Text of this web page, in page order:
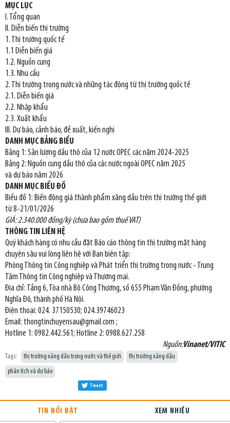
MỤC LỤC
I. Tổng quan
II. Diễn biến thị trường
1. Thị trường quốc tế
1.1 Diễn biến giá
1.2. Nguồn cung
1.3. Nhu cầu
2. Thị trường trong nước và những tác động từ thị trường quốc tế
2.1. Diễn biến giá
2.2. Nhập khẩu
2.3. Xuất khẩu
III. Dự báo, cảnh báo, đề xuất, kiến nghị
DANH MỤC BẢNG BIỂU
Bảng 1: Sản lượng dầu thô của 12 nước OPEC các năm 2024-2025
Bảng 2: Nguồn cung dầu thô của các nước ngoài OPEC năm 2025
và dự báo năm 2026
DANH MỤC BIỂU ĐỒ
Biều đồ 1: Biến động giá thành phẩm xăng dầu trên thị trường thế giới
từ 8-21/01/2026
GIÁ: 2.340.000 đồng/kỳ (chưa bao gồm thuế VAT)
THÔNG TIN LIÊN HỆ
Quý khách hàng có nhu cầu đặt Báo cáo thông tin thị trường mặt hàng
chuyên sâu vui lòng liên hệ với Ban biên tập:
Phòng Thông tin Công nghiệp và Phát triển thị trường trong nước - Trung
Tâm Thông tin Công nghiệp và Thương mại.
Địa chỉ: Tầng 6, Tòa nhà Bộ Công Thương, số 655 Phạm Văn Đồng, phường
Nghĩa Đô, thành phố Hà Nội.
Điện thoại: 024. 37150530; 024.39746023
Email: thongtinchuyensau@gmail.com ;
Hotline 1: 0982.442.561; Hotline 2: 0988.627.258
Nguồn:Vinanet/VITIC
Tags: thị trường xăng dầu trong nước và thế giới
thị trường xăng dầu
phân tích và dự báo
Tweet
TIN NỔI BẬT XEM NHIỀU